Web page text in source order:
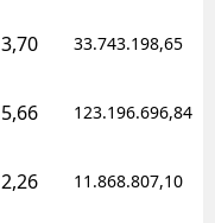
3,70 33.743.198,65
5,66 123.196.696,84
2,26 11.868.807,10